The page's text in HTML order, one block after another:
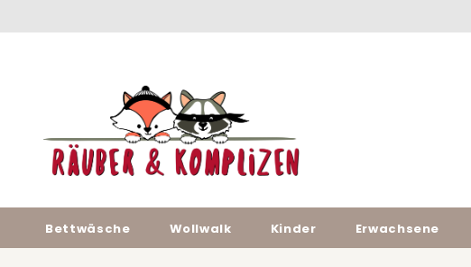
Bettwäsche Wollwalk Kinder Erwachsene